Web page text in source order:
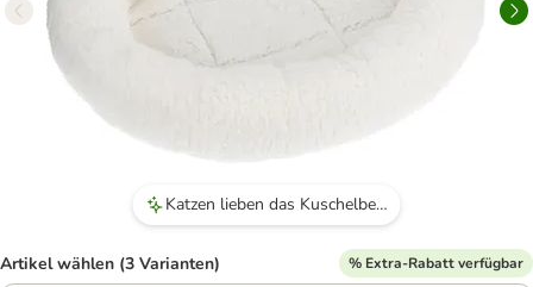
Katzen lieben das Kuschelbett und nehmen es schnell an.
Artikel wählen (3 Varianten) % Extra-Rabatt verfügbar